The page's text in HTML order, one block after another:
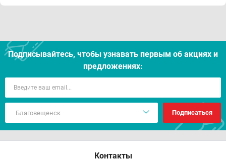
Подписывайтесь, чтобы узнавать первым об акцияx и
предложениях:
Подписаться
Контакты